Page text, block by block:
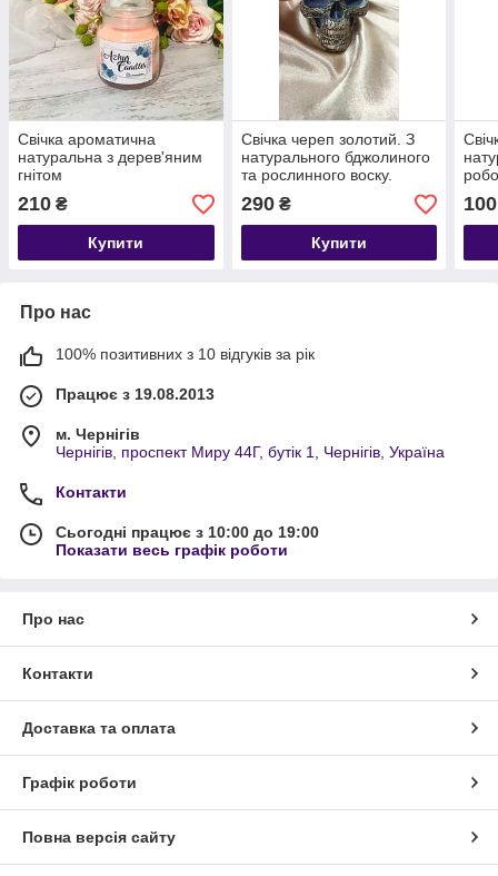
Свічка ароматична
натуральна з дерев'яним
гнітом
210 ₴
Купити
Свічка череп золотий. З
натурального бджолиного
та рослинного воску.
Свічка на Хеллоуїн
290₴
Купити
100
Про нас
100% позитивних з 10 відгуків за рік
Працює з 19.08.2013
м. Чернігів
Чернігів, проспект Миру 44Г, бутік 1, Чернігів, Україна
Контакти
Сьогодні працює з 10:00 до 19:00
Показати весь графік роботи
Про нас
Контакти
Доставка та оплата
Графік роботи
Повна версія сайту